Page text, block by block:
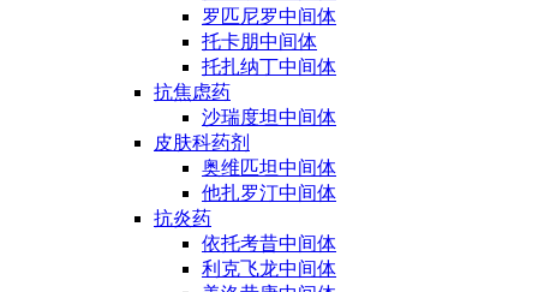
罗匹尼罗中间体
托卡朋中间体
托扎纳丁中间体
抗焦虑药
沙瑞度坦中间体
皮肤科药剂
奥维匹坦中间体
他扎罗汀中间体
抗炎药
依托考昔中间体
利克飞龙中间体